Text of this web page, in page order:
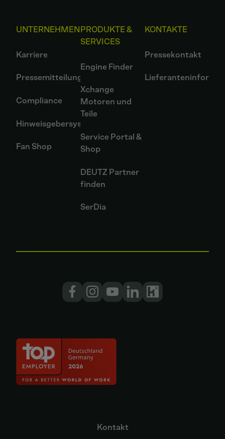
UNTERNEHMEN
Karriere
Pressemitteilungen
Compliance
Hinweisgebersystem
Fan Shop
PRODUKTE &
SERVICES
Engine Finder
Xchange
Motoren und
Teile
Service Portal &
Shop
DEUTZ Partner
finden
SerDia
KONTAKTE
Pressekontakt
Kontakt